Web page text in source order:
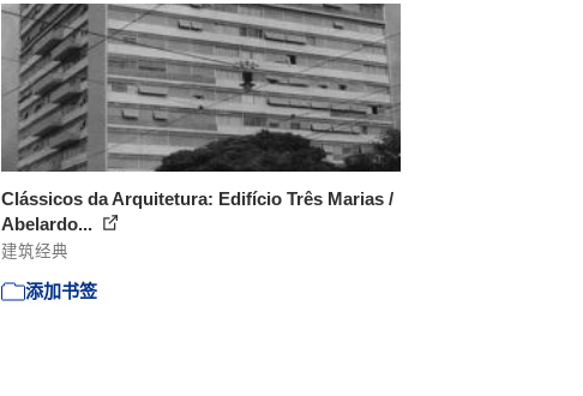
Clássicos da Arquitetura: Edifício Três Marias /
Abelardo...
建筑经典
添加书签